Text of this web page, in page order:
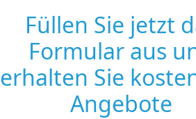
Füllen Sie jetzt
Formular aus
erhalten Sie
Angebote